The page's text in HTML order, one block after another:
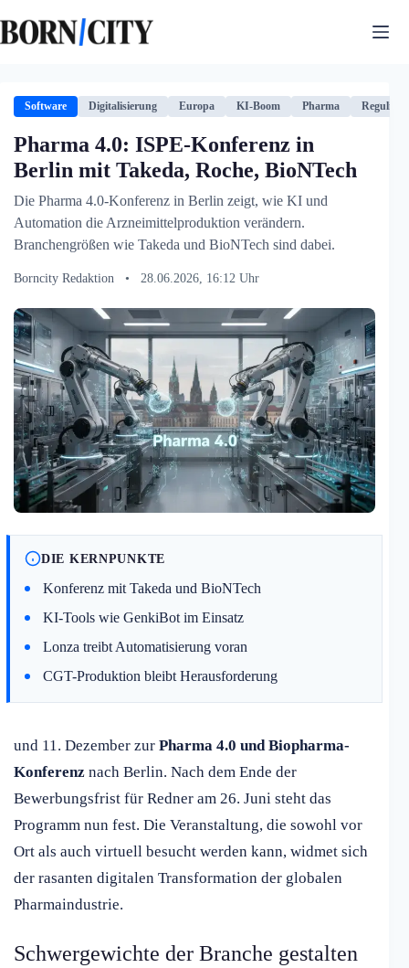
Inhalt
springen
Software Digitalisierung Europa KI-Boom Pharma
Pharma 4.0: ISPE-Konferenz in
Berlin mit Takeda, Roche, BioNTech
Die Pharma 4.0-Konferenz in Berlin zeigt, wie KI und
Automation die Arzneimittelproduktion verändern.
Branchengrößen wie Takeda und BioNTech sind dabei.
Borncity Redaktion • 28.06.2026, 16:12 Uhr
DIE KERNPUNKTE
Konferenz mit Takeda und BioNTech
KI-Tools wie GenkiBot im Einsatz
Lonza treibt Automatisierung voran
CGT-Produktion bleibt Herausforderung
und 11. Dezember zur Pharma 4.0 und Biopharma-
Konferenz nach Berlin. Nach dem Ende der
Bewerbungsfrist für Redner am 26. Juni steht das
Programm nun fest. Die Veranstaltung, die sowohl vor
Ort als auch virtuell besucht werden kann, widmet sich
der rasanten digitalen Transformation der globalen
Pharmaindustrie.
Schwergewichte der Branche gestalten